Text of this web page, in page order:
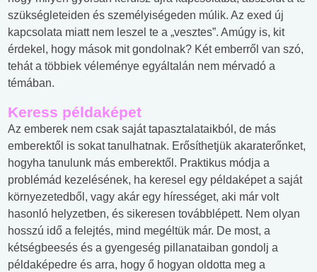
szükségleteiden és személyiségeden múlik. Az exed új
kapcsolata miatt nem leszel te a „vesztes”. Amúgy is, kit
érdekel, hogy mások mit gondolnak? Két emberről van szó,
tehát a többiek véleménye egyáltalán nem mérvadó a
témában.
Keress példaképet
Az emberek nem csak saját tapasztalataikból, de más
emberektől is sokat tanulhatnak. Erősíthetjük akaraterőnket,
hogyha tanulunk más emberektől. Praktikus módja a
problémád kezelésének, ha keresel egy példaképet a saját
környezetedből, vagy akár egy hírességet, aki már volt
hasonló helyzetben, és sikeresen továbblépett. Nem olyan
hosszú idő a felejtés, mind megéltük már. De most, a
kétségbeesés és a gyengeség pillanataiban gondolj a
példaképedre és arra, hogy ő hogyan oldotta meg a